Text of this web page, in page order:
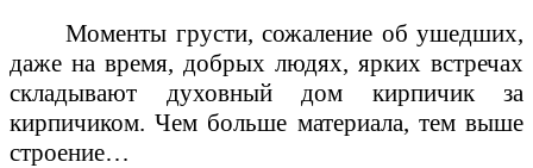
Моменты грусти, сожаление об ушедших,
даже на время, добрых людях, ярких встречах
складывают духовный дом кирпичик за
кирпичиком. Чем больше материала, тем выше
строение…